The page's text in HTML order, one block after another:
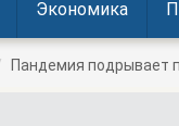
Экономика
Пандемия подрывает